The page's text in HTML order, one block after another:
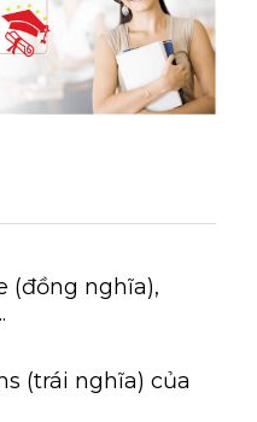
(đồng nghĩa),
(trái nghĩa) của